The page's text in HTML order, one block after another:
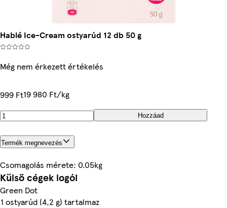
Hablé Ice-Cream ostyarúd 12 db 50 g
Még nem érkezett értékelés
999 Ft19 980 Ft/kg
Hozzáad
Termék megnevezés
Csomagolás mérete: 0.05kg
Külső cégek logói
Green Dot
1 ostyarúd (4,2 g) tartalmaz